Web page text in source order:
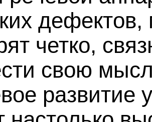
четко,
свою
развитие